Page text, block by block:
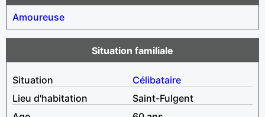
Amoureuse
Situation familiale
Situation
Célibataire
Lieu d'habitation
Saint-Fulgent